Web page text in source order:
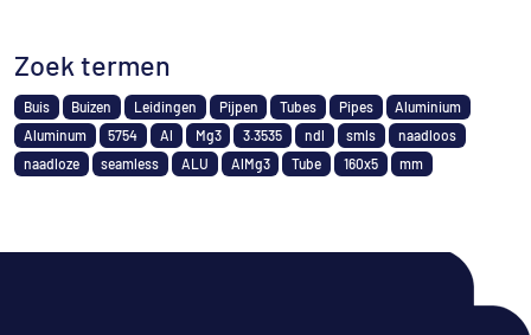
Zoek termen
Buis Buizen Leidingen Pijpen Tubes Pipes
Aluminium
Aluminum
5754 Al Mg3 3.3535 ndl smls
naadloos
naadloze
seamless ALU AlMg3 Tube 160x5 mm